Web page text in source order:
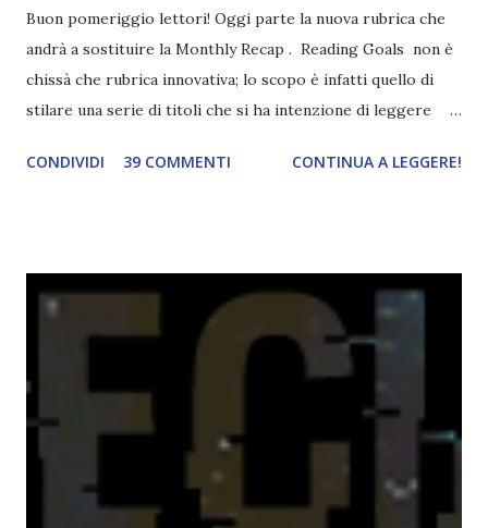
Buon pomeriggio lettori! Oggi parte la nuova rubrica che
andrà a sostituire la Monthly Recap . Reading Goals non è
chissà che rubrica innovativa; lo scopo è infatti quello di
stilare una serie di titoli che si ha intenzione di leggere
una rubrica per tenere sotto controllo le reading
spaziare con i generi letterari e non limitarmi al fantasy.
Per farvi un esempio nel 2015 mi sembra di aver letto
troppi libri impegnativi e davvero pochi libri "leggeri", il
che non è sempre un bene. Credo che sia stata la principale
causa per il mio calo di letture. Comunque, ogni mese -
nessun giorno fisso, però - pubblicherò questo post.
Spero che la rubrica sia di vostro gradimento. GENNAIO
TBR+OBIETTIVI Questa è la mia tbr del mese...
CONDIVIDI 39 COMMENTI CONTINUA A LEGGERE!